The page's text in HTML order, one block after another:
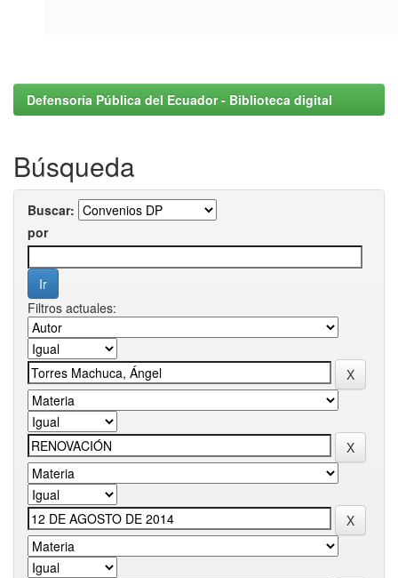
Defensoría Pública del Ecuador - Biblioteca digital
Búsqueda
Buscar:
por
Filtros actuales: